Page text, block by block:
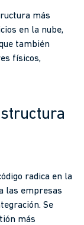
más
en la nube,
también
físicos,
radica en la
las empresas
Se
más